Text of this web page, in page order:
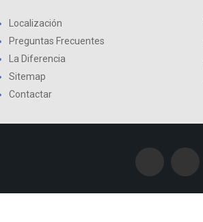
Localización
Preguntas Frecuentes
La Diferencia
Sitemap
Contactar